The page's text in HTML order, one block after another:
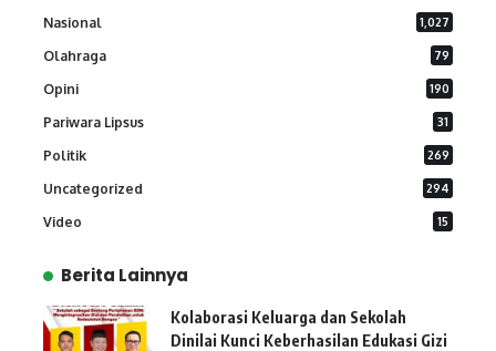
Nasional 1,027
Olahraga 79
Opini 190
Pariwara Lipsus 31
Politik 269
Uncategorized 294
Video 15
Berita Lainnya
Kolaborasi Keluarga dan Sekolah
Dinilai Kunci Keberhasilan Edukasi Gizi